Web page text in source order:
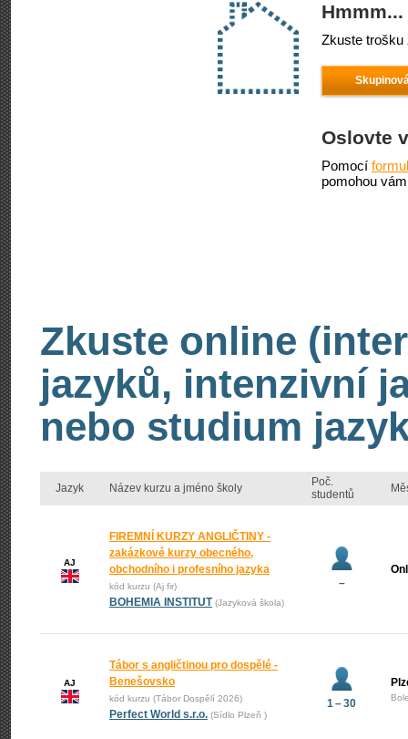
Zkuste trošku
Oslovte
Pomocí
pomohou
Zkuste online
jazyků, intenzivní
nebo studium
Jazyk Název kurzu a jméno školy
Poč.
studentů
AJ
FIREMNÍ KURZY ANGLIČTINY -
zakázkové kurzy obecného,
obchodního i profesního jazyka
kód kurzu (Aj fir)
BOHEMIA INSTITUT (Jazyková škola)
–
AJ
Tábor s angličtinou pro dospělé -
Benešovsko
kód kurzu (Tábor Dospělí 2026)
Perfect World s.r.o. (Sídlo Plzeň )
1 – 30